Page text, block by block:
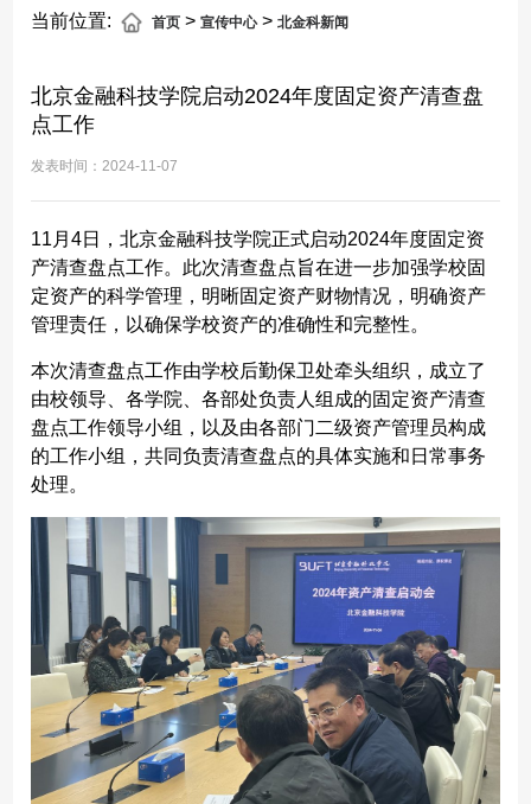
当前位置: 首页 >宣传中心>北金科新闻
北京金融科技学院启动2024年度固定资产清查盘
点工作
发表时间：2024-11-07
11月4日，北京金融科技学院正式启动2024年度固定资
产清查盘点工作。此次清查盘点旨在进一步加强学校固
定资产的科学管理，明晰固定资产财物情况，明确资产
管理责任，以确保学校资产的准确性和完整性。
本次清查盘点工作由学校后勤保卫处牵头组织，成立了
由校领导、各学院、各部处负责人组成的固定资产清查
盘点工作领导小组，以及由各部门二级资产管理员构成
的工作小组，共同负责清查盘点的具体实施和日常事务
处理。